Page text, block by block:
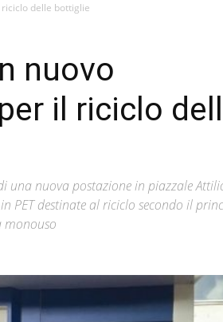
dalle
Città
delle bottiglie
nuovo
il riciclo
una nuova postazione in piazzale
PET destinate al riciclo secondo il
monouso